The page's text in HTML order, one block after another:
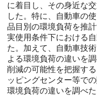
に着目し、その身近な
した。特に、自動車の
品目別の環境負荷を推
実使用条件下における
た。加えて、自動車技
よる環境負荷の違いを
削減の可能性を把握す
ッピングセンター等で
環境負荷の違いを調べ